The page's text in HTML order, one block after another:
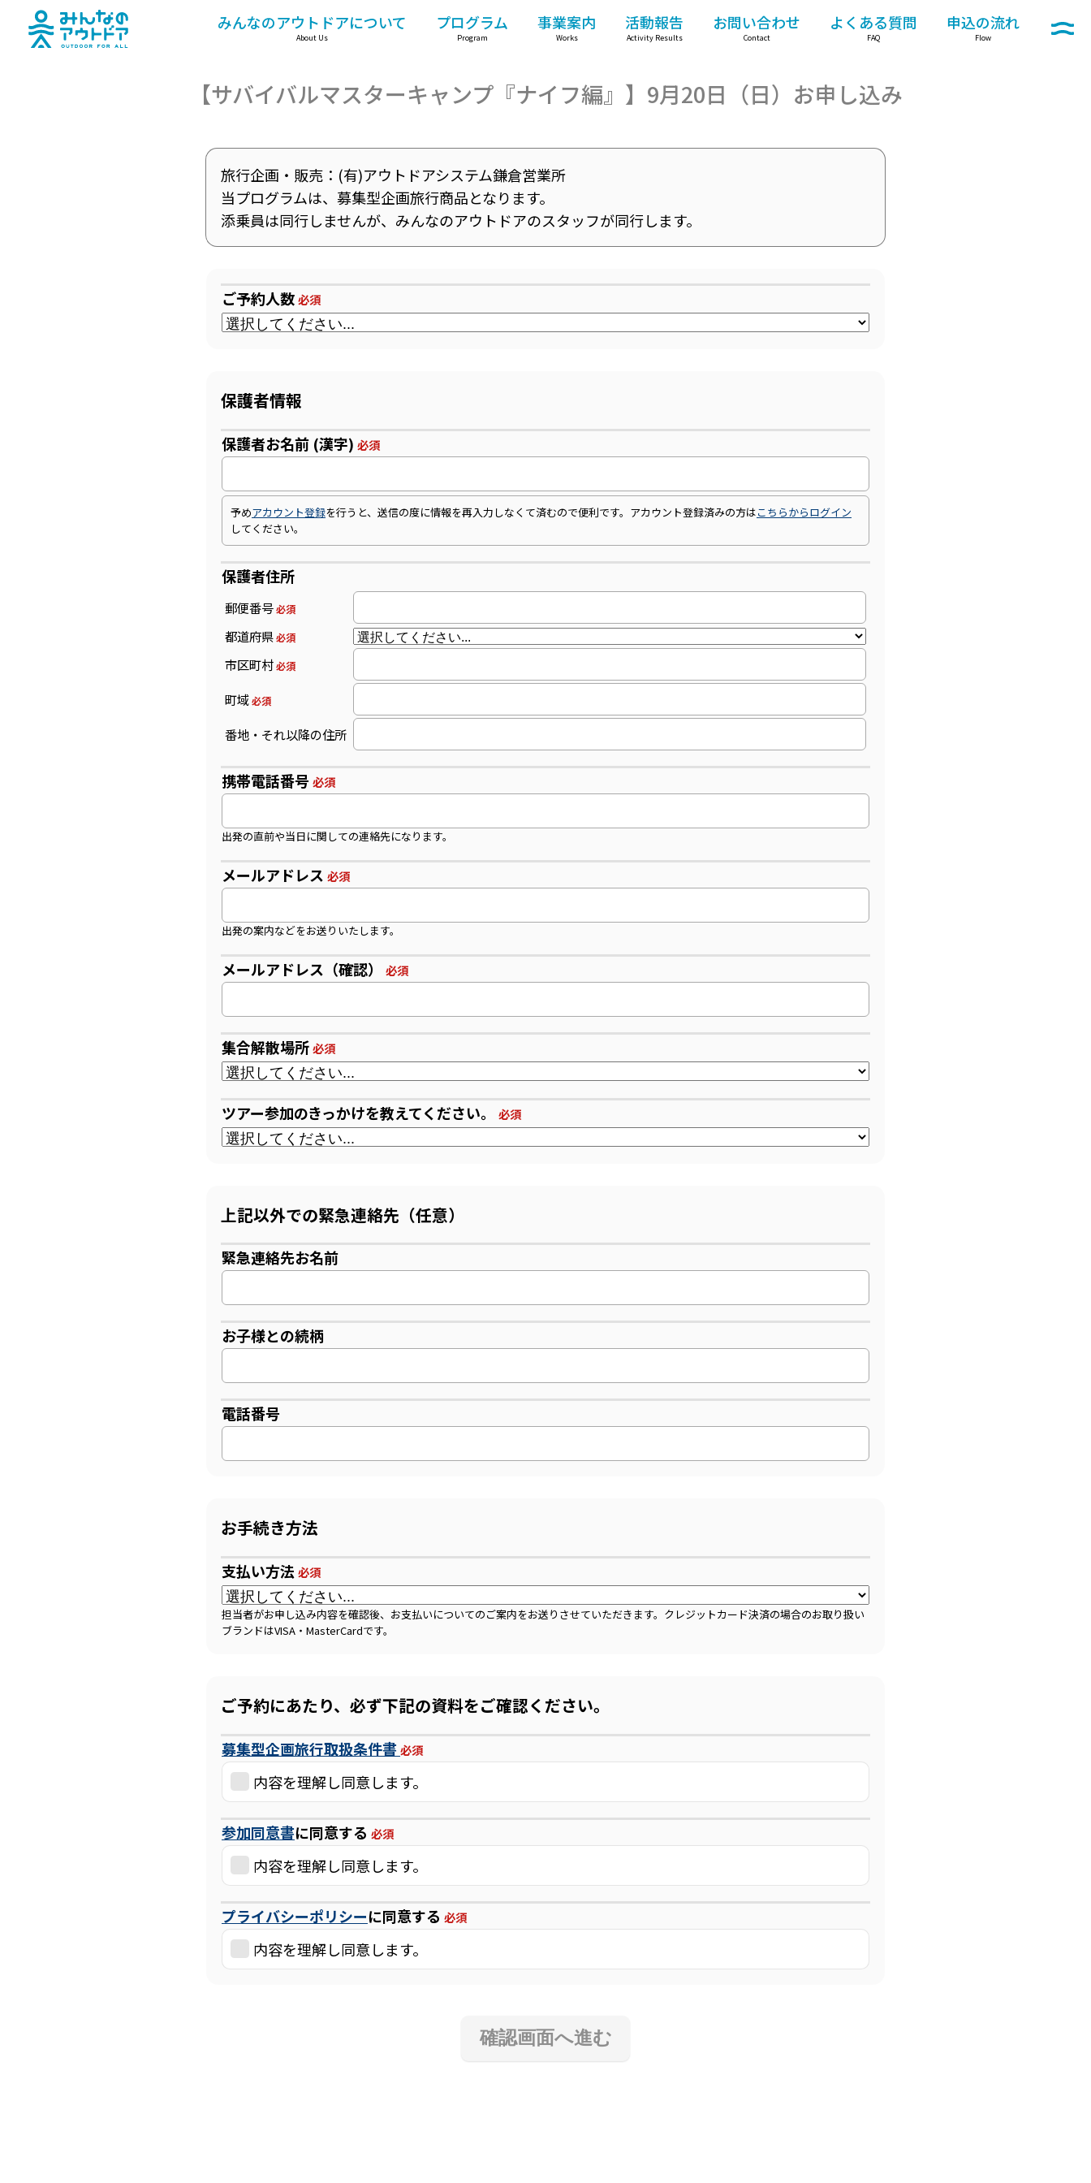
みんなのアウトドア みんなのアウトドアについて
About Us
プログラム
Program
事業案内
Works
活動報告
Activity Results
お問い合わせ
Contact
よくある質問
FAQ
申込の流れ
Flow
メニュー
【サバイバルマスターキャンプ『ナイフ編』】9月20日（日）お申し込み
旅行企画・販売：(有)アウトドアシステム鎌倉営業所
当プログラムは、募集型企画旅行商品となります。
添乗員は同行しませんが、みんなのアウトドアのスタッフが同行します。
ご予約人数必須
保護者情報
保護者お名前 (漢字) 必須
予めアカウント登録を行うと、送信の度に情報を再入力しなくて済むので便利です。アカウント登録済みの方はこちらからログイン
してください。
保護者住所
郵便番号必須
都道府県必須
市区町村必須
町域必須
番地・それ以降の住所
携帯電話番号 必須
出発の直前や当日に関しての連絡先になります。
メールアドレス 必須
出発の案内などをお送りいたします。
メールアドレス（確認） 必須
集合解散場所必須
ツアー参加のきっかけを教えてください。 必須
上記以外での緊急連絡先（任意）
緊急連絡先お名前
お子様との続柄
電話番号
お手続き方法
支払い方法 必須
担当者がお申し込み内容を確認後、お支払いについてのご案内をお送りさせていただきます。クレジットカード決済の場合のお取り扱い
ブランドはVISA・MasterCardです。
ご予約にあたり、必ず下記の資料をご確認ください。
募集型企画旅行取扱条件書 必須
内容を理解し同意します。
参加同意書に同意する 必須
内容を理解し同意します。
プライバシーポリシーに同意する 必須
内容を理解し同意します。
確認画面へ進む